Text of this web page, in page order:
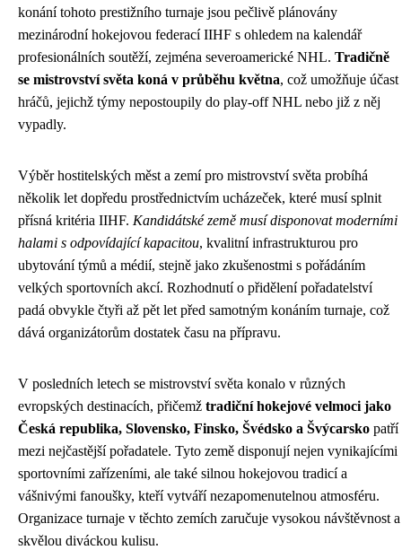
konání tohoto prestižního turnaje jsou pečlivě plánovány
mezinárodní hokejovou federací IIHF s ohledem na kalendář
profesionálních soutěží, zejména severoamerické NHL. Tradičně
se mistrovství světa koná v průběhu května, což umožňuje účast
hráčů, jejichž týmy nepostoupily do play-off NHL nebo již z něj
vypadly.
Výběr hostitelských měst a zemí pro mistrovství světa probíhá
několik let dopředu prostřednictvím ucházeček, které musí splnit
přísná kritéria IIHF. Kandidátské země musí disponovat moderními
halami s odpovídající kapacitou, kvalitní infrastrukturou pro
ubytování týmů a médií, stejně jako zkušenostmi s pořádáním
velkých sportovních akcí. Rozhodnutí o přidělení pořadatelství
padá obvykle čtyři až pět let před samotným konáním turnaje, což
dává organizátorům dostatek času na přípravu.
V posledních letech se mistrovství světa konalo v různých
evropských destinacích, přičemž tradiční hokejové velmoci jako
Česká republika, Slovensko, Finsko, Švédsko a Švýcarsko patří
mezi nejčastější pořadatele. Tyto země disponují nejen vynikajícími
sportovními zařízeními, ale také silnou hokejovou tradicí a
vášnivými fanoušky, kteří vytváří nezapomenutelnou atmosféru.
Organizace turnaje v těchto zemích zaručuje vysokou návštěvnost a
skvělou diváckou kulisu.